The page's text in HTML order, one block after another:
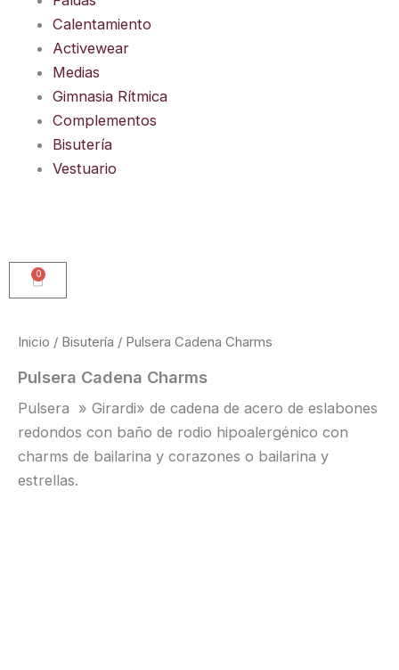
Calentamiento
Activewear
Medias
Gimnasia Rítmica
Complementos
Bisutería
Vestuario
0
Carrito
Inicio / Bisutería / Pulsera Cadena Charms
Pulsera Cadena Charms
Pulsera » Girardi» de cadena de acero de eslabones
redondos con baño de rodio hipoalergénico con
charms de bailarina y corazones o bailarina y
estrellas.